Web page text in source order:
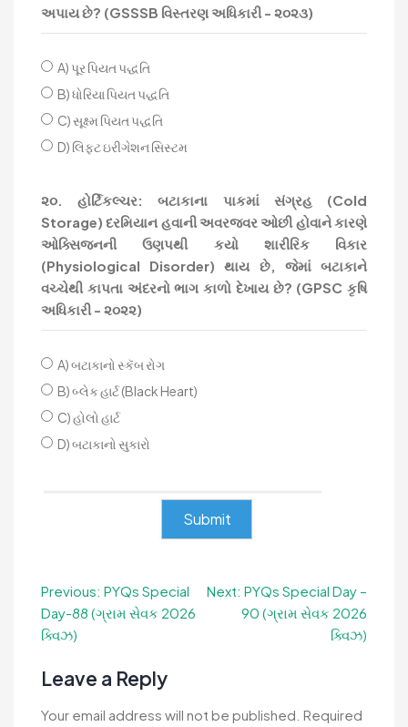
અપાય છે? (GSSSB વિસ્તરણ અધિકારી - ૨૦૨૩)
A) પૂર પિયત પદ્ધતિ
B) ધોરિયા પિયત પદ્ધતિ
C) સૂક્ષ્મ પિયત પદ્ધતિ
D) લિફ્ટ ઇરીગેશન સિસ્ટમ
૨૦. હોર્ટિકલ્ચર: બટાકાના પાકમાં સંગ્રહ (Cold
Storage) દરમિયાન હવાની અવરજવર ઓછી હોવાને કારણે
ઓક્સિજનની ઉણપથી કયો શારીરિક વિકાર
(Physiological Disorder) થાય છે, જેમાં બટાકાને
વચ્ચેથી કાપતા અંદરનો ભાગ કાળો દેખાય છે? (GPSC કૃષિ
અધિકારી - ૨૦૨૨)
A) બટાકાનો સ્કૅબ રોગ
B) બ્લેક હાર્ટ (Black Heart)
C) હોલો હાર્ટ
D) બટાકાનો સુકારો
Post
navigation
Previous: PYQs Special
Day-88 (ગ્રામ સેવક 2026
ક્વિઝ)
Next: PYQs Special Day –
90 (ગ્રામ સેવક 2026
ક્વિઝ)
Leave a Reply
Your email address will not be published. Required